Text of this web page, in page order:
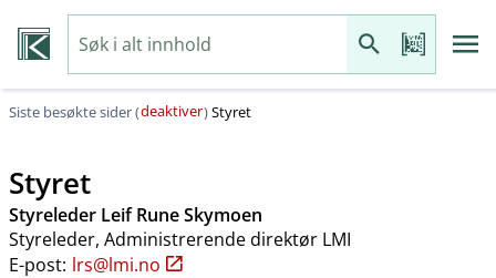
Siste besøkte sider (deaktiver)Styret
Styret
Styreleder Leif Rune Skymoen
Styreleder, Administrerende direktør LMI
E-post: lrs@lmi.no